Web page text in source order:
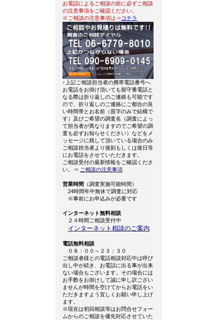
お電話によるご相談の前に必ずご相談
の注意事項をご確認ください。
※ご相談の注意事項は⇒コチラ
↑上記ご相談担当者の携帯電話番号へ
お電話をお掛け頂いても留守番電話と
なる際は折り返しのご連絡も可能です
ので、折り返しのご連絡にご都合の良
い時間帯とお名前（苗字のみで結構で
す）及びご希望の調査名（調査によっ
て担当者が異なりますのでご希望の調
査も必ずお知らせください）などをメ
ッセージに残して頂いている場合のみ
ご相談担当者より後刻もしくは後日等
にお電話をさせていただきます。
ご相談受付の最新情報をご確認くださ
い。⇒ ご相談の注意事項
営業時間 （調査実施可能時間）
24時間年中無休で調査に対応
※事前にお申込みが必要です
インターネット無料相談
２４時間ご相談受付中
インターネット相談のご案内
電話無料相談
０８：００～２３：３０
ご相談者様との電話相談対応中は呼び
出し中が続き、お電話に出る事が出来
ない場合もございます。その場合には
お手数をお掛けして誠に申し訳ござい
ませんが時間を空けてからお電話をい
ただきますよう宜しくお願い申し上げ
ます。
※現在は初回相談等はお問合せフォー
ムからのご相談を優先対応させていた